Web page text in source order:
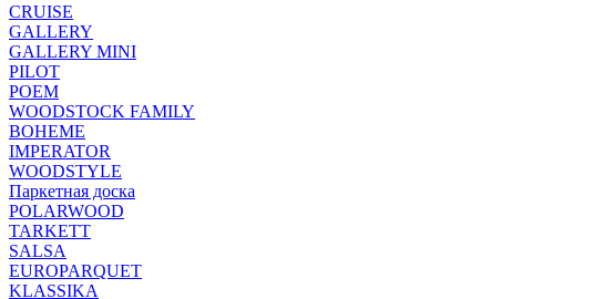
CRUISE
GALLERY
GALLERY MINI
PILOT
POEM
WOODSTOCK FAMILY
BOHEME
IMPERATOR
WOODSTYLE
Паркетная доска
POLARWOOD
TARKETT
SALSA
EUROPARQUET
KLASSIKA